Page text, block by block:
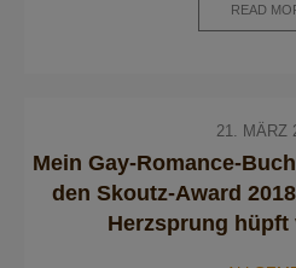
READ
21. MÄRZ
Mein Gay-Romance-
den Skoutz-Award
Herzsprung hüpft